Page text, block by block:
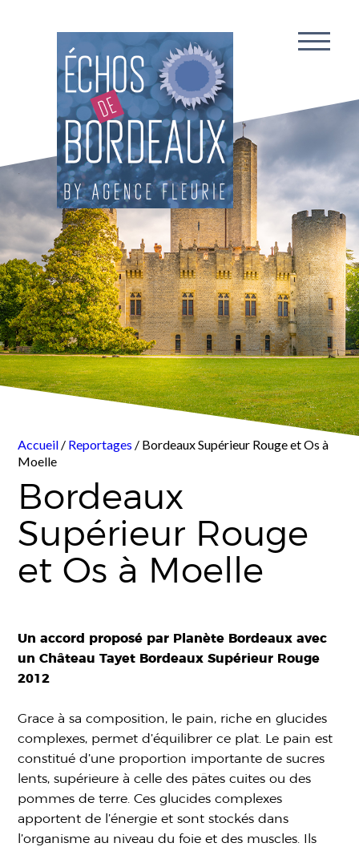
Accueil / Reportages / Bordeaux Supérieur Rouge et Os à
Moelle
Bordeaux
Supérieur Rouge
et Os à Moelle
Un accord proposé par Planète Bordeaux avec
un Château Tayet Bordeaux Supérieur Rouge
2012
Grace à sa composition, le pain, riche en glucides
complexes, permet d’équilibrer ce plat. Le pain est
constitué d’une proportion importante de sucres
lents, supérieure à celle des pâtes cuites ou des
pommes de terre. Ces glucides complexes
apportent de l’énergie et sont stockés dans
l’organisme au niveau du foie et des muscles. Ils